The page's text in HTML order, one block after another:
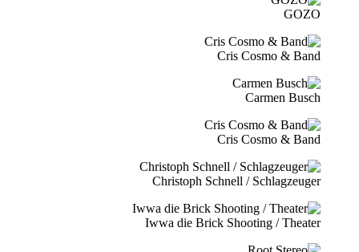
GOZO
Cris Cosmo & Band
Carmen Busch
Cris Cosmo & Band
Christoph Schnell / Schlagzeuger
Iwwa die Brick Shooting / Theater